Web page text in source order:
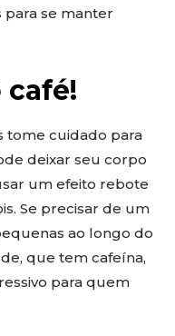
se manter
café!
tome cuidado para
deixar seu corpo
um efeito rebote
Se precisar de um
ao longo do
que tem cafeína,
para quem